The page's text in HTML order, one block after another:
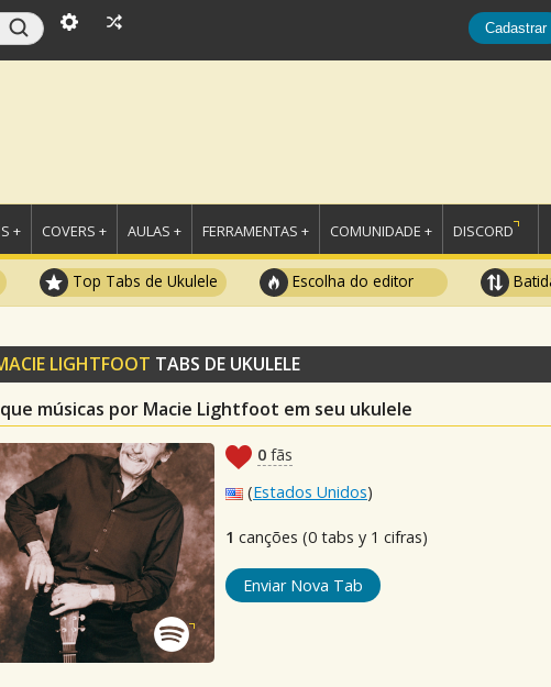
Cadastrar
+ COVERS + AULAS + FERRAMENTAS + COMUNIDADE + DISCORD
Top Tabs de Ukulele Escolha do editor
LIGHTFOOT TABS DE UKULELE
músicas por Macie Lightfoot em seu ukulele
0 fãs
(Estados Unidos)
1 canções (0 tabs y 1 cifras)
Enviar Nova Tab